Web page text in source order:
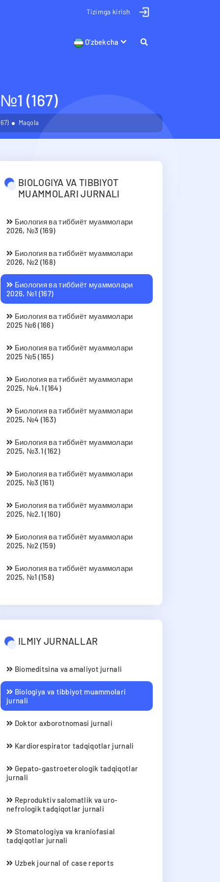
Tizimga kirish
O'zbekcha
(167)
Maqola
BIOLOGIYA VA TIBBIYOT
MUAMMOLARI JURNALI
Биология ва тиббиёт муаммолари
2026, №3 (169)
Биология ва тиббиёт муаммолари
2026, №2 (168)
Биология ва тиббиёт муаммолари
2026, №1 (167)
Биология ва тиббиёт муаммолари
2025 №6 (166)
Биология ва тиббиёт муаммолари
2025 №5 (165)
Биология ва тиббиёт муаммолари
2025, №4.1 (164)
Биология ва тиббиёт муаммолари
2025, №4 (163)
Биология ва тиббиёт муаммолари
2025, №3.1 (162)
Биология ва тиббиёт муаммолари
2025, №3 (161)
Биология ва тиббиёт муаммолари
2025, №2.1 (160)
Биология ва тиббиёт муаммолари
2025, №2 (159)
Биология ва тиббиёт муаммолари
2025, №1 (158)
ILMIY JURNALLAR
Biomeditsina va amaliyot jurnali
Biologiya va tibbiyot muammolari
jurnali
Doktor axborotnomasi jurnali
Kardiorespirator tadqiqotlar jurnali
Gepato-gastroeterologik tadqiqotlar
jurnali
Reproduktiv salomatlik va uro-
nefrologik tadqiqotlar jurnali
Stomatologiya va kraniofasial
tadqiqotlar jurnali
Uzbek journal of case reports